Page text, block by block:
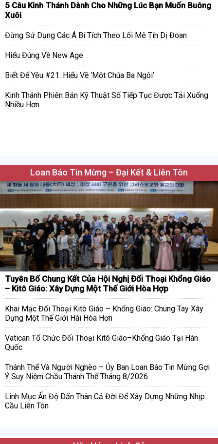
5 Câu Kinh Thánh Dành Cho Những Lúc Bạn Muốn Buông
Xuôi
Đừng Sử Dụng Các Á Bí Tích Theo Lối Mê Tín Dị Đoan
Hiểu Đúng Về New Age
Biết Để Yêu #21: Hiểu Về ‘Một Chúa Ba Ngôi’
Kinh Thánh Phiên Bản Kỹ Thuật Số Tiếp Tục Được Tải Xuống
Nhiều Hơn
Loan Báo Tin Mừng – Đại Kết & Liên Tôn
Tuyên Bố Chung Kết Của Hội Nghị Đối Thoại Khổng Giáo
– Kitô Giáo: Xây Dựng Một Thế Giới Hòa Hợp
Khai Mạc Đối Thoại Kitô Giáo – Khổng Giáo: Chung Tay Xây
Dựng Một Thế Giới Hài Hòa Hơn
Vatican Tổ Chức Đối Thoại Kitô Giáo–Khổng Giáo Tại Hàn
Quốc
Thánh Thể Và Người Nghèo – Ủy Ban Loan Báo Tin Mừng Gợi
Ý Suy Niệm Chầu Thánh Thể Tháng 8/2026
Linh Mục Ấn Độ Dấn Thân Cả Đời Để Xây Dựng Những Nhịp
Cầu Liên Tôn